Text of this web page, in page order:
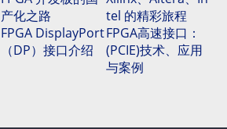
产化之路
tel 的精彩旅程
FPGA DisplayPort
（DP）接口介绍
FPGA高速接口：
(PCIE)技术、应用
与案例